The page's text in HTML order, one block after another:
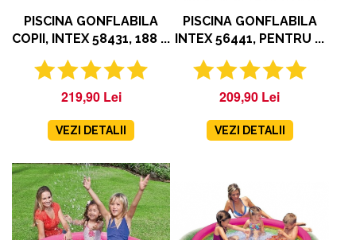
PISCINA GONFLABILA
COPII, INTEX 58431, 188 ...
219,90 Lei
VEZI DETALII
PISCINA GONFLABILA
INTEX 56441, PENTRU ...
209,90 Lei
VEZI DETALII